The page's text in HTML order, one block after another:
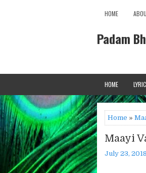
HOME
Padam
HOME
Home »
Maayi
July 23, 2018